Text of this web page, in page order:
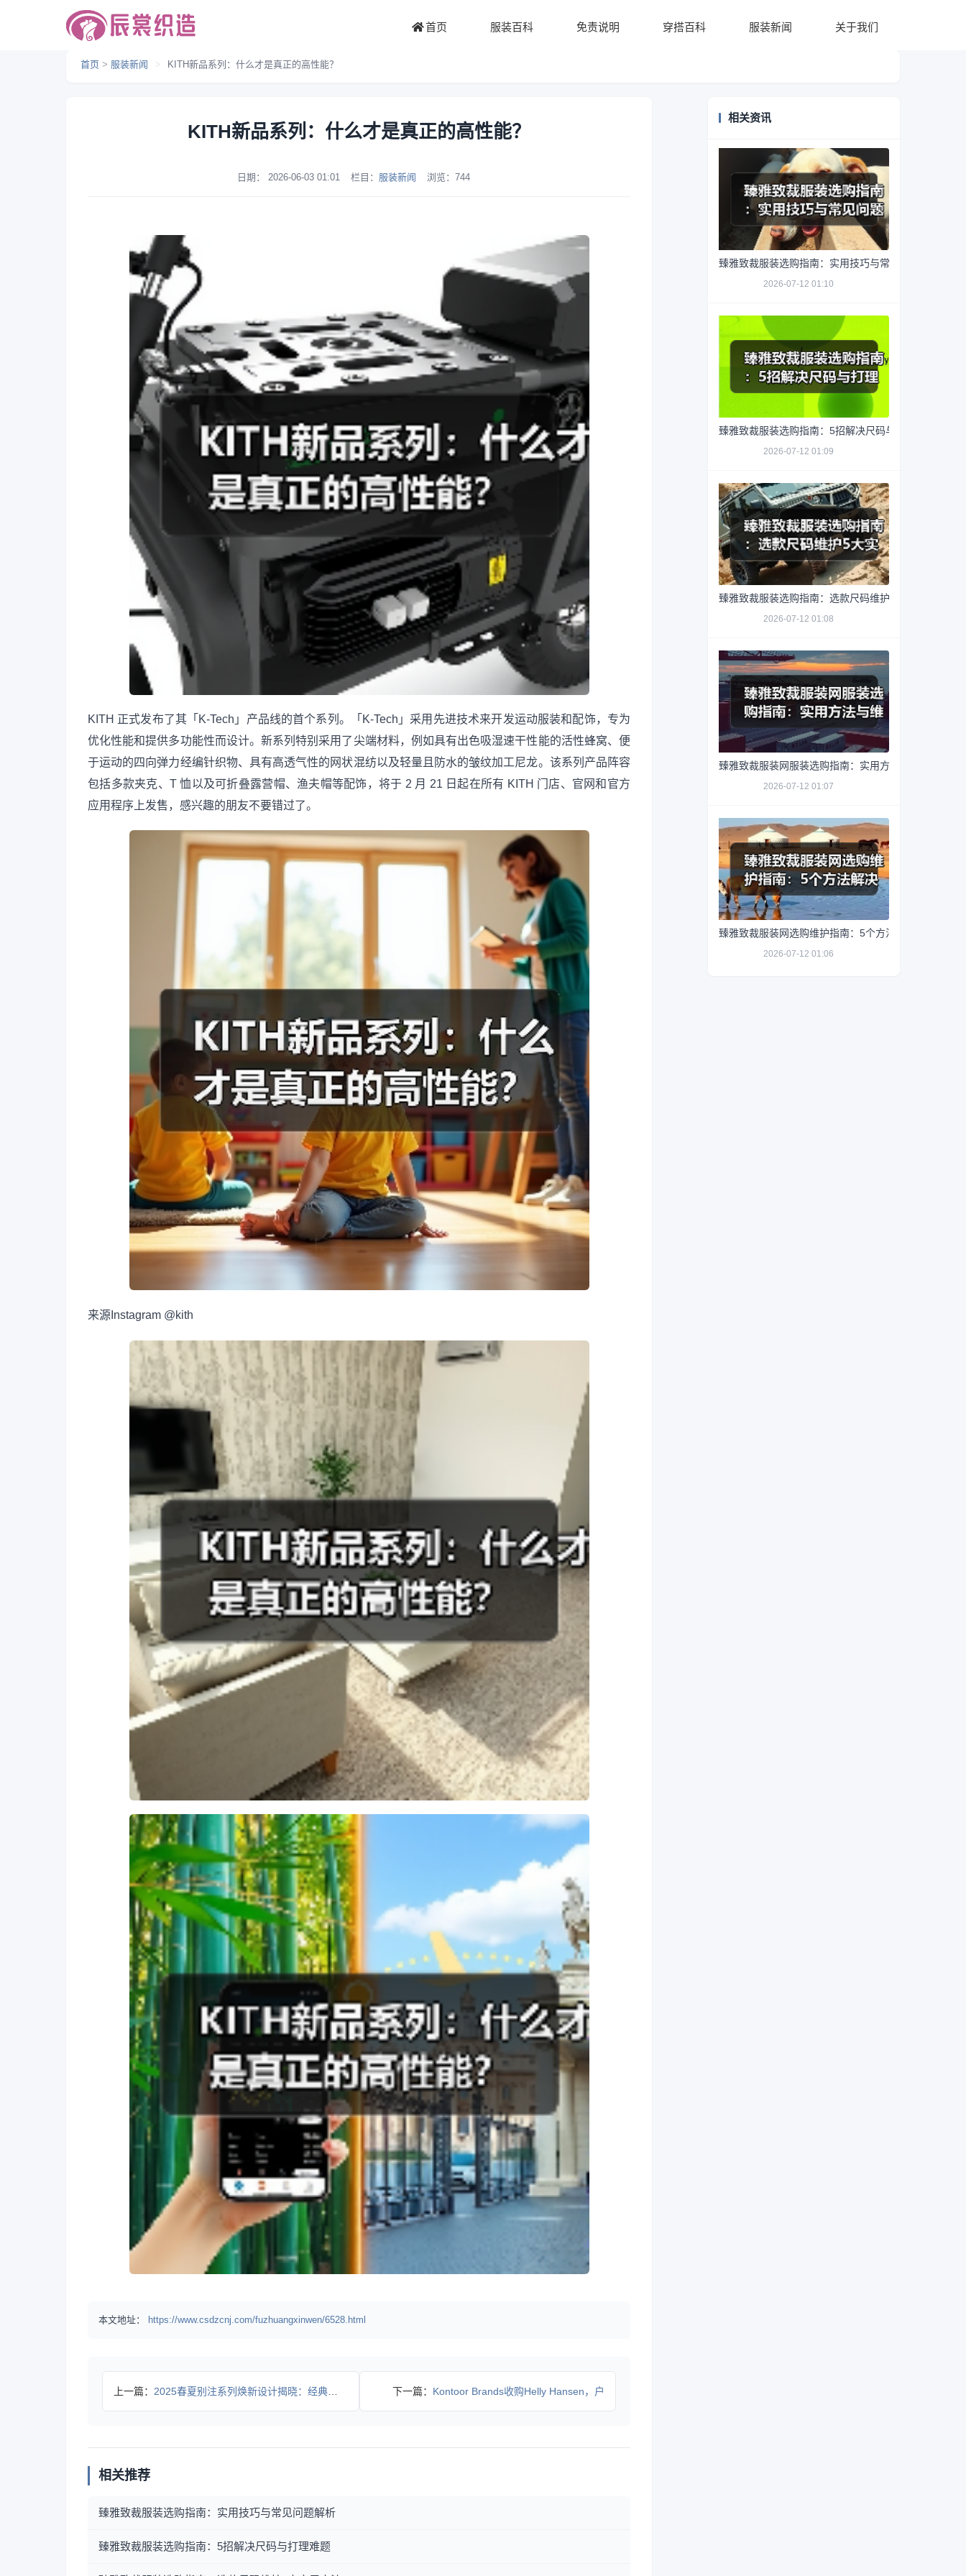
首页 服装百科 免责说明 穿搭百科 服装新闻 关于我们
首页 > 服装新闻 > KITH新品系列：什么才是真正的高性能？
KITH新品系列：什么才是真正的高性能？
日期： 2026-06-03 01:01 栏目： 服装新闻 浏览： 744
KITH 正式发布了其「K-Tech」产品线的首个系列。「K-Tech」采用先进技术来开发运动服装和配饰，专为
优化性能和提供多功能性而设计。新系列特别采用了尖端材料，例如具有出色吸湿速干性能的活性蜂窝、便
于运动的四向弹力经编针织物、具有高透气性的网状混纺以及轻量且防水的皱纹加工尼龙。该系列产品阵容
包括多款夹克、T 恤以及可折叠露营帽、渔夫帽等配饰，将于 2 月 21 日起在所有 KITH 门店、官网和官方
应用程序上发售，感兴趣的朋友不要错过了。
来源 Instagram @kith
本文地址： https://www.csdzcnj.com/fuzhuangxinwen/6528.html
上一篇： 2025春夏别注系列焕新设计揭晓：经典训练服革新 下一篇： Kontoor Brands收购Helly Hansen，户
相关推荐
臻雅致裁服装选购指南：实用技巧与常见问题解析
臻雅致裁服装选购指南：5招解决尺码与打理难题
相关资讯
臻雅致裁服装选购指南：实用技巧与常见问题解析
2026-07-12 01:10
臻雅致裁服装选购指南：5招解决尺码与打理难题
2026-07-12 01:09
臻雅致裁服装选购指南：选款尺码维护5大实用方法
2026-07-12 01:08
臻雅致裁服装网服装选购指南：实用方法与维护技巧
2026-07-12 01:07
臻雅致裁服装网选购维护指南：5个方法解决网购踩坑
2026-07-12 01:06